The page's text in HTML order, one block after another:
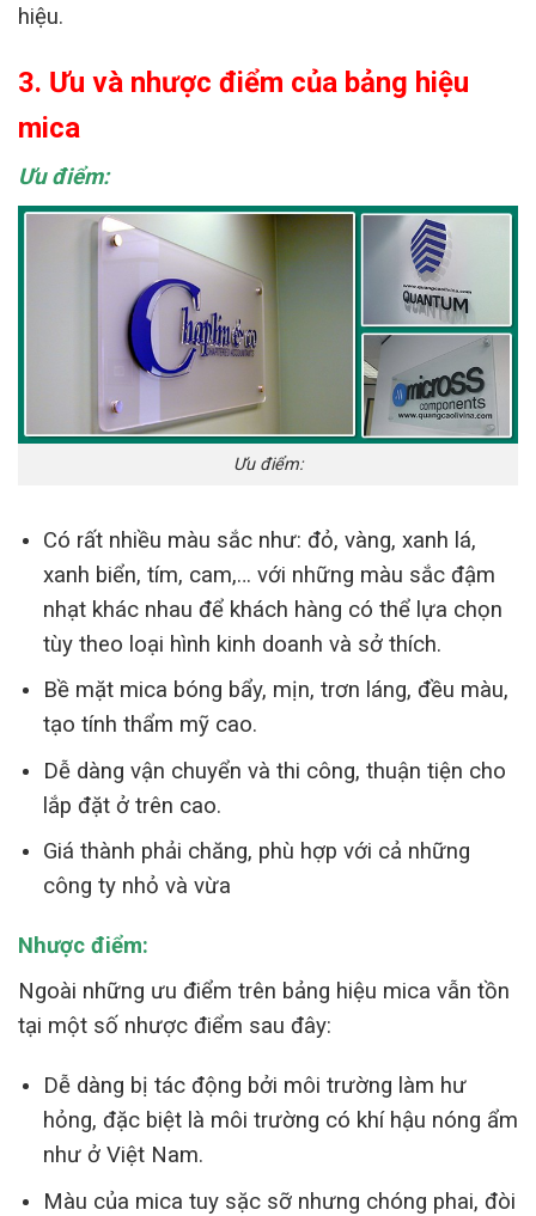
hiệu.
3. Ưu và nhược điểm của bảng hiệu
mica
Ưu điểm:
Ưu điểm:
Có rất nhiều màu sắc như: đỏ, vàng, xanh lá,
xanh biển, tím, cam,… với những màu sắc đậm
nhạt khác nhau để khách hàng có thể lựa chọn
tùy theo loại hình kinh doanh và sở thích.
Bề mặt mica bóng bẩy, mịn, trơn láng, đều màu,
tạo tính thẩm mỹ cao.
Dễ dàng vận chuyển và thi công, thuận tiện cho
lắp đặt ở trên cao.
Giá thành phải chăng, phù hợp với cả những
công ty nhỏ và vừa
Nhược điểm:
Ngoài những ưu điểm trên bảng hiệu mica vẫn tồn
tại một số nhược điểm sau đây:
Dễ dàng bị tác động bởi môi trường làm hư
hỏng, đặc biệt là môi trường có khí hậu nóng ẩm
như ở Việt Nam.
Màu của mica tuy sặc sỡ nhưng chóng phai, đòi